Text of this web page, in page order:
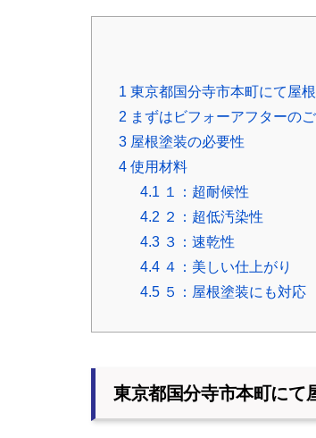
1 東京都国分寺市本町にて屋
2 まずはビフォーアフターの
3 屋根塗装の必要性
4 使用材料
4.1 １：超耐候性
4.2 ２：超低汚染性
4.3 ３：速乾性
4.4 ４：美しい仕上がり
4.5 ５：屋根塗装にも対応
東京都国分寺市本町にて